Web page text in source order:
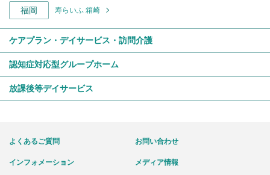
福岡 寿らいふ 箱崎
ケアプラン・デイサービス・訪問介護
認知症対応型グループホーム
放課後等デイサービス
よくあるご質問 お問い合わせ
インフォメーション メディア情報